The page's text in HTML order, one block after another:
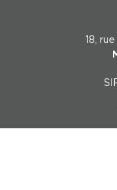
18,